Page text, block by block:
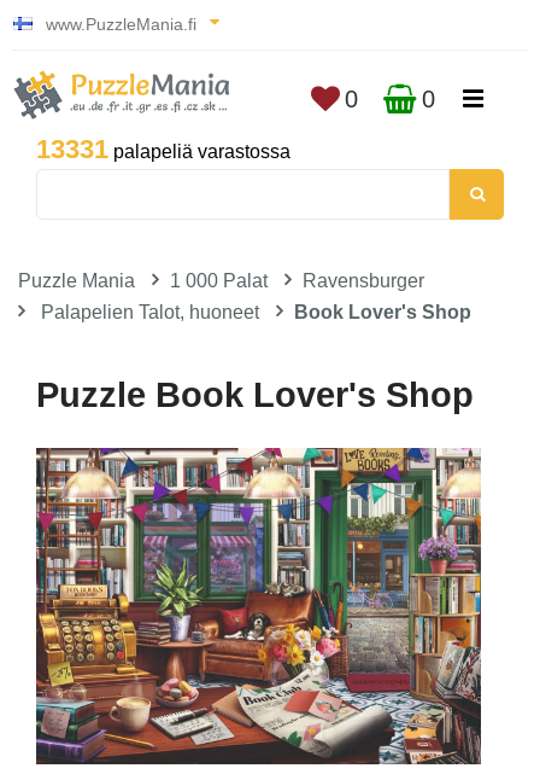
www.PuzzleMania.fi
13331 palapeliä varastossa
0 0
Puzzle Mania 1 000 Palat
Ravensburger
Palapelien Talot, huoneet
Book Lover's Shop
Puzzle Book Lover's Shop